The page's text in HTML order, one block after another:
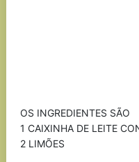
OS INGREDIENTES SÃO
1 CAIXINHA DE LEITE
2 LIMÕES